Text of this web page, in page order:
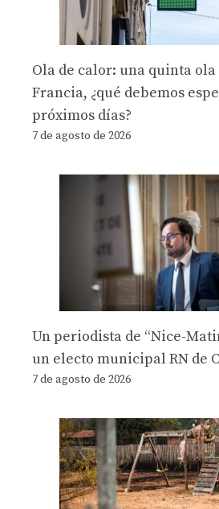
Ola de calor: una quinta
Francia, ¿qué debemos
próximos días?
7 de agosto de 2026
Un periodista de “Nice-
un electo municipal RN de
7 de agosto de 2026